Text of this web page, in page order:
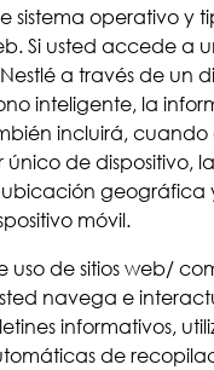
sistema operativo y
Si usted accede a
a través de un
inteligente, la
incluirá, cuando
de dispositivo,
geográfica
móvil.
uso de sitios web/
navega e
informativos,
de